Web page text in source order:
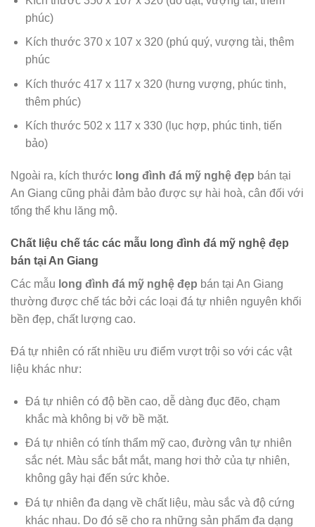
phúc)
Kích thước 370 x 107 x 320 (phú quý, vượng tài, thêm
phúc
Kích thước 417 x 117 x 320 (hưng vượng, phúc tinh,
thêm phúc)
Kích thước 502 x 117 x 330 (lục hợp, phúc tinh, tiến
bảo)
Ngoài ra, kích thước long đình đá mỹ nghệ đẹp bán tại
An Giang cũng phải đảm bảo được sự hài hoà, cân đối với
tổng thể khu lăng mộ.
Chất liệu chế tác các mẫu long đình đá mỹ nghệ đẹp
bán tại An Giang
Các mẫu long đình đá mỹ nghệ đẹp bán tại An Giang
thường được chế tác bởi các loại đá tự nhiên nguyên khối
bền đẹp, chất lượng cao.
Đá tự nhiên có rất nhiều ưu điểm vượt trội so với các vật
liệu khác như:
Đá tự nhiên có độ bền cao, dễ dàng đục đẽo, chạm
khắc mà không bị vỡ bề mặt.
Đá tự nhiên có tính thẩm mỹ cao, đường vân tự nhiên
sắc nét. Màu sắc bắt mắt, mang hơi thở của tự nhiên,
không gây hại đến sức khỏe.
Đá tự nhiên đa dạng về chất liệu, màu sắc và độ cứng
khác nhau. Do đó sẽ cho ra những sản phẩm đa dạng